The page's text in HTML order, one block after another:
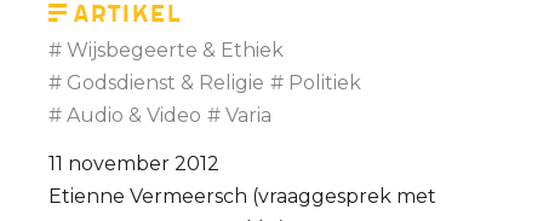
Artikel
Wijsbegeerte & Ethiek
Godsdienst & Religie
Politiek
Audio & Video
Varia
11 november 2012
Etienne Vermeersch (vraaggesprek met